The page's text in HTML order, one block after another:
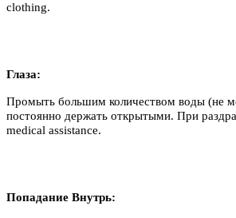
clothing.
Глаза:
Промыть большим количеством воды (не
постоянно держать открытыми. При
medical assistance.
Попадание Внутрь: